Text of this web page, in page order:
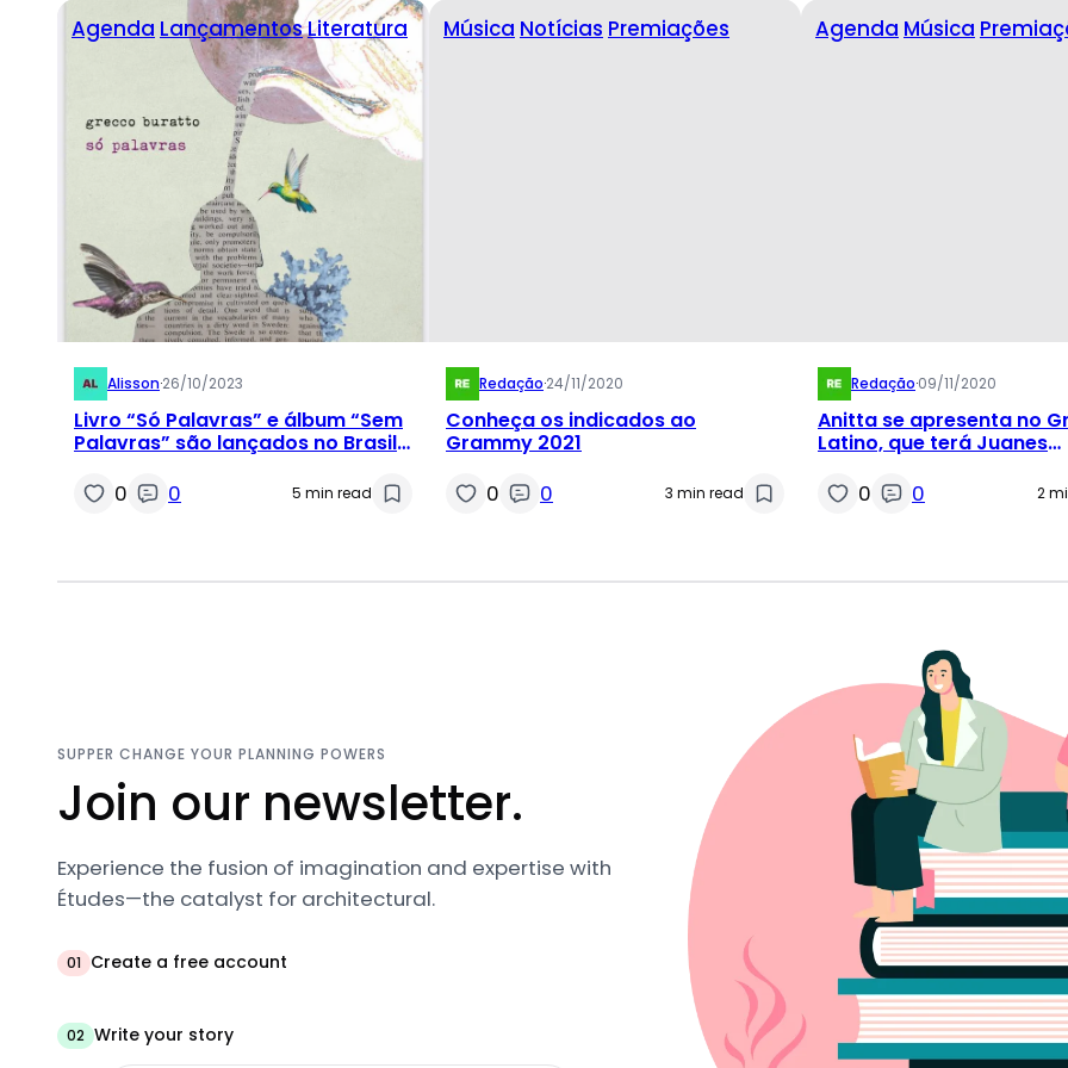
Agenda LançamentosLiteratura
Alisson·26/10/2023
Livro “Só Palavras” e álbum “Sem
Palavras” são lançados no Brasil
0 0 5 min read
Música Notícias Premiações
Redação·24/11/2020
Conheça os indicados ao
Grammy 2021
0 0 3 min read
Agenda Música
Redação·09/11/2020
Anitta se apresenta no
Latino, que terá Juanes
0 0 2
SUPPER CHANGE YOUR PLANNING POWERS
Join our newsletter.
Experience the fusion of imagination and expertise with
Études—the catalyst for architectural.
01 Create a free account
02 Write your story